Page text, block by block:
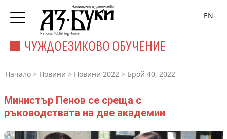
ЧУЖДОЕЗИКОВО ОБУЧЕНИЕ
EN
Начало > Новини > Новини 2022 > Брой 40, 2022
Министър Пенов се среща с
ръководствата на две академии